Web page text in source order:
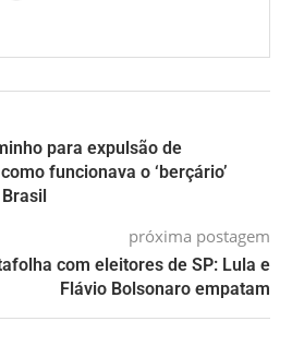
para expulsão de
funcionava o ‘berçário’
próxima postagem
com eleitores de SP: Lula e
Flávio Bolsonaro empatam